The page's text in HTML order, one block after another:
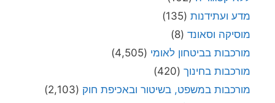
מדע ועתידנות (135)
מוסיקה וסאונד (8)
מורכבות בביטחון לאומי (4,505)
מורכבות בחינוך (420)
מורכבות במשפט, בשיטור ובאכיפת חוק (2,103)